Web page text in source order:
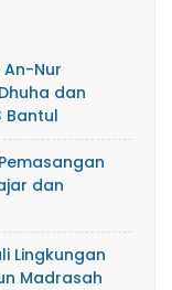
An-Nur
dan
Bantul
dan
Lingkungan
Madrasah